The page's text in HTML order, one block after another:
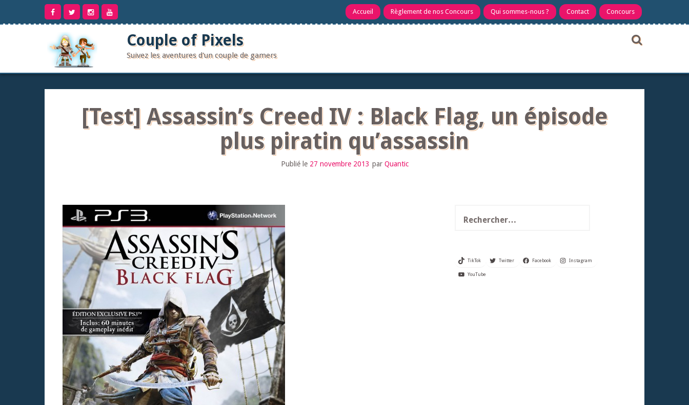
contenu
Accueil Règlement de nos Concours Qui sommes-nous ? Contact Concours
Couple of Pixels
Suivez les aventures d'un couple de gamers
[Test] Assassin’s Creed IV : Black Flag, un épisode
plus piratin qu’assassin
Publié le 27 novembre 2013 par Quantic
TikTok Twitter Facebook Instagram
YouTube